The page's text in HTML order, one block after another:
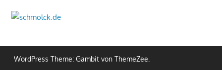
WordPress Theme: Gambit von ThemeZee.